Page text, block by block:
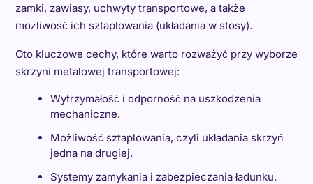
zamki, zawiasy, uchwyty transportowe, a także
możliwość ich sztaplowania (układania w stosy).
Oto kluczowe cechy, które warto rozważyć przy wyborze
skrzyni metalowej transportowej:
Wytrzymałość i odporność na uszkodzenia
mechaniczne.
Możliwość sztaplowania, czyli układania skrzyń
jedna na drugiej.
Systemy zamykania i zabezpieczania ładunku.